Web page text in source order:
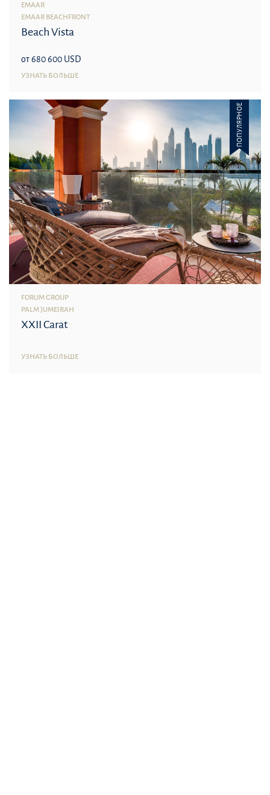
EMAAR
EMAAR BEACHFRONT
Beach Vista
от 680 600 USD
УЗНАТЬ БОЛЬШЕ
ПОПУЛЯРНОЕ
FORUM GROUP
PALM JUMEIRAH
XXII Carat
УЗНАТЬ БОЛЬШЕ